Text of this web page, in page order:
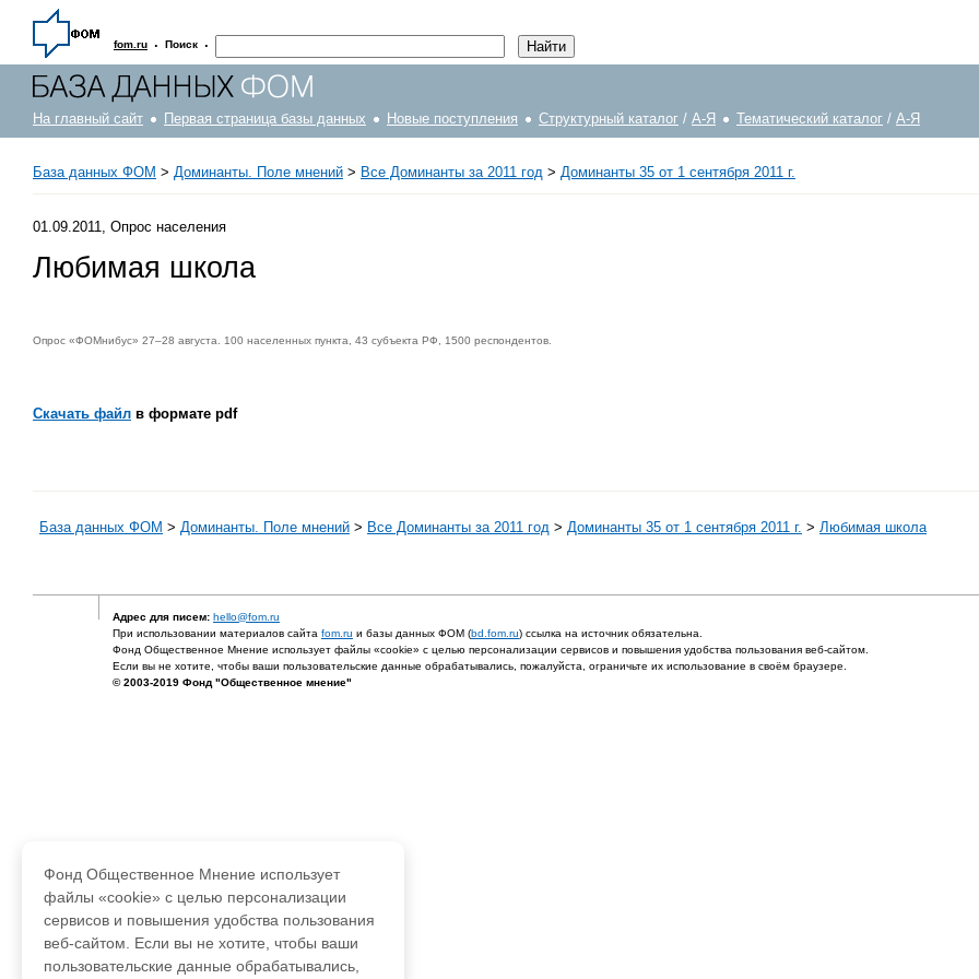
fom.ru · Поиск ·
На главный сайт Первая страница базы данных Новые поступления Структурный каталог / А-Я Тематический каталог / А-Я
База данных ФОМ > Доминанты. Поле мнений > Все Доминанты за 2011 год > Доминанты 35 от 1 сентября 2011 г.
01.09.2011, Опрос населения
Любимая школа
Опрос «ФОМнибус» 27–28 августа. 100 населенных пункта, 43 субъекта РФ, 1500 респондентов.
Скачать файл в формате pdf
База данных ФОМ > Доминанты. Поле мнений > Все Доминанты за 2011 год > Доминанты 35 от 1 сентября 2011 г. > Любимая школа
Адрес для писем: hello@fom.ru
При использовании материалов сайта fom.ru и базы данных ФОМ (bd.fom.ru) ссылка на источник обязательна.
Фонд Общественное Мнение использует файлы «cookie» с целью персонализации сервисов и повышения удобства пользования веб-сайтом.
Если вы не хотите, чтобы ваши пользовательские данные обрабатывались, пожалуйста, ограничьте их использование в своём браузере.
© 2003-2019 Фонд "Общественное мнение"
Фонд Общественное Мнение использует
файлы «cookie» с целью персонализации
сервисов и повышения удобства пользования
веб-сайтом. Если вы не хотите, чтобы ваши
пользовательские данные обрабатывались,